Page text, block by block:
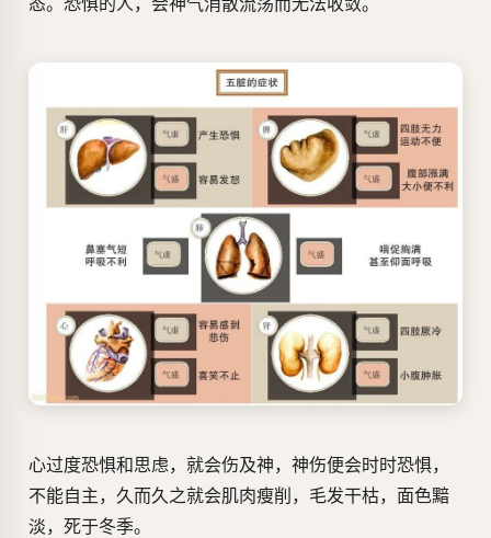
心过度恐惧和思虑，就会伤及神，神伤便会时时恐惧，
不能自主，久而久之就会肌肉瘦削，毛发干枯，面色黯
淡，死于冬季。